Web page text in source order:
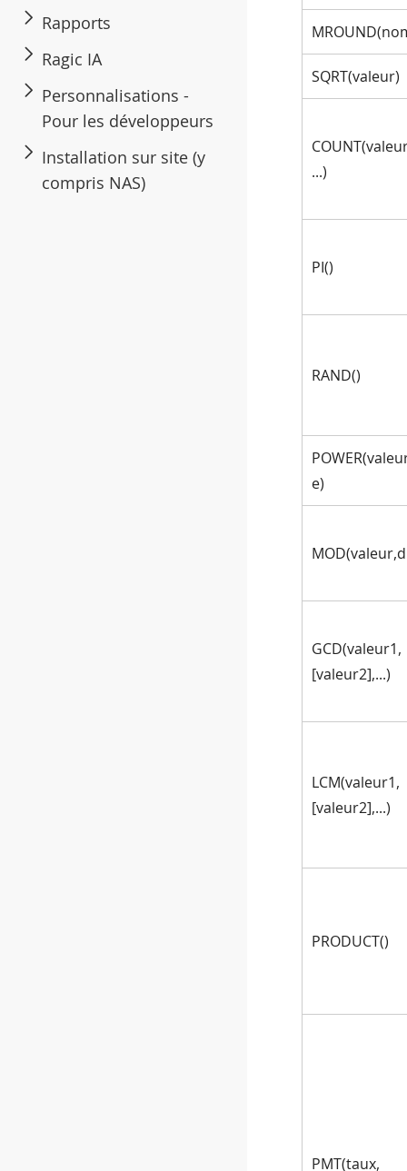
Rapports
Ragic IA
Personnalisations -
Pour les développeurs
Installation sur site (y
compris NAS)
SQRT(valeur)
...)
PI()
RAND()
e)
GCD(valeur1,
[valeur2],...)
LCM(valeur1,
[valeur2],...)
PRODUCT()
PMT(taux,